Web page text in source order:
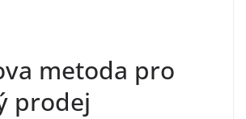
metoda pro
prodej